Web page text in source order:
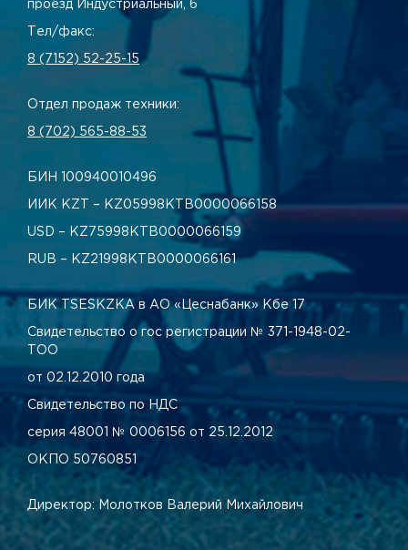
проезд Индустриальный, 6
Тел/факс:
8 (7152) 52-25-15
Отдел продаж техники:
8 (702) 565-88-53
БИН 100940010496
ИИК KZT – KZ05998КТВ0000066158
USD – KZ75998КТВ0000066159
RUB – KZ21998КТВ0000066161
БИК TSESKZKA в АО «Цеснабанк» Кбе 17
Свидетельство о гос регистрации № 371-1948-02-
ТОО
от 02.12.2010 года
Свидетельство по НДС
серия 48001 № 0006156 от 25.12.2012
ОКПО 50760851
Директор: Молотков Валерий Михайлович